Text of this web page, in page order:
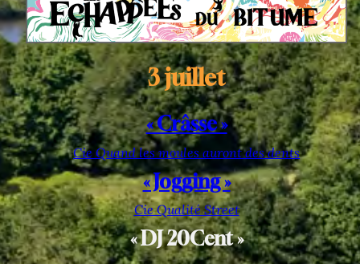
3 juillet
« Crâsse »
Cie Quand les moules auront des dents
« Jogging »
Cie Qualité Street
« DJ 20Cent »